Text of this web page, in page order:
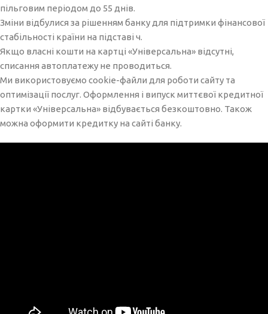
пільговим періодом до 55 днів.
Зміни відбулися за рішенням банку для підтримки фінансової
стабільності країни на підставі ч.
Якщо власні кошти на картці «Універсальна» відсутні,
списання автоплатежу не проводиться.
Ми використовуємо cookie-файли для роботи сайту та
оптимізації послуг. Оформлення і випуск миттєвої кредитної
картки «Універсальна» відбувається безкоштовно. Також
можна оформити кредитку на сайті банку.